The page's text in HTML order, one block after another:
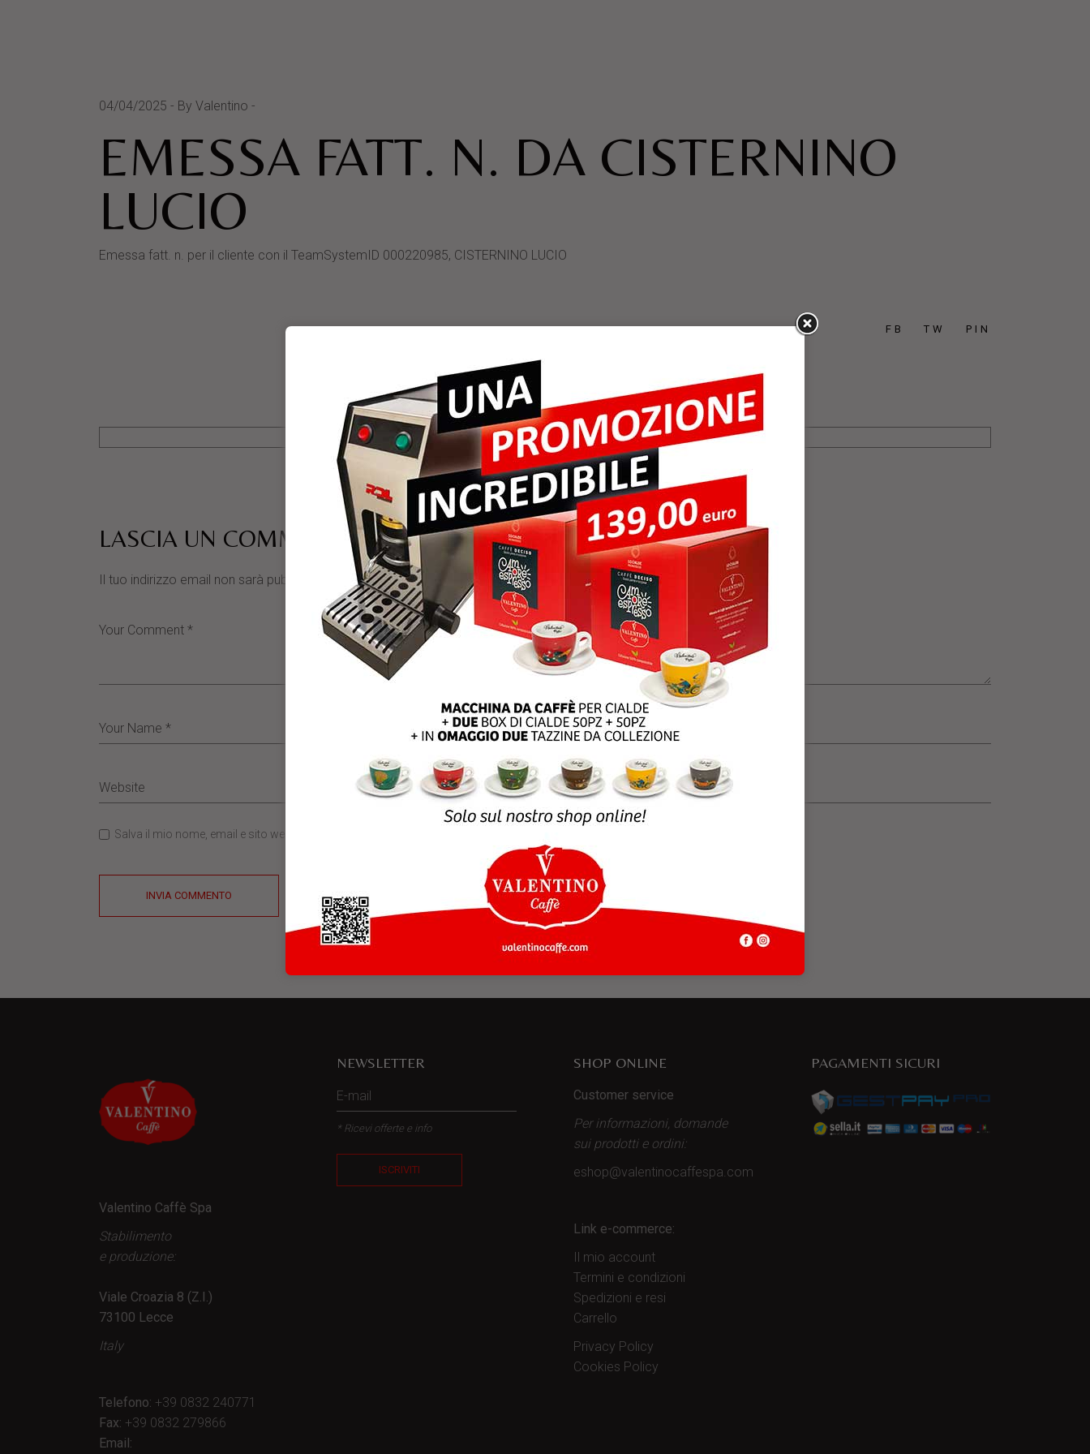
04/04/2025 By Valentino
EMESSA FATT. N. DA CISTERNINO
LUCIO
Emessa fatt. n. per il cliente con il TeamSystemID 000220985, CISTERNINO LUCIO
FB TW PIN
LASCIA UN COMMENTO
Il tuo indirizzo email non sarà pubblicato. I campi obbligatori sono contrassegnati
Salva il mio nome, email e sito web in questo browser per la prossima volta che commento.
INVIA COMMENTO
Valentino Caffè Spa
Stabilimento
e produzione:
Viale Croazia 8 (Z.I.)
73100 Lecce
Italy
Telefono: +39 0832 240771
Fax: +39 0832 279866
Email:
NEWSLETTER
* Ricevi offerte e info
ISCRIVITI
SHOP ONLINE
Customer service
Per informazioni, domande
sui prodotti e ordini:
eshop@valentinocaffespa.com
Link e-commerce:
Il mio account
Termini e condizioni
Spedizioni e resi
Carrello
Privacy Policy
Cookies Policy
PAGAMENTI SICURI